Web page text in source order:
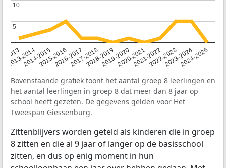
2013
2013-2014
2014-20152015-20162016-20172017-20182018-20192019-20202020-20212021-20222022-20232023-20242024-2025
5
5
10
10
Bovenstaande grafiek toont het aantal groep 8 leerlingen en
het aantal leerlingen in groep 8 dat meer dan 8 jaar op
school heeft gezeten. De gegevens gelden voor Het
Tweespan Giessenburg.
Zittenblijvers worden geteld als kinderen die in groep
8 zitten en die al 9 jaar of langer op de basisschool
zitten, en dus op enig moment in hun